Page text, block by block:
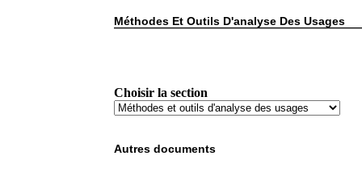
Méthodes Et Outils D'analyse Des Usages
Choisir la section
Autres documents